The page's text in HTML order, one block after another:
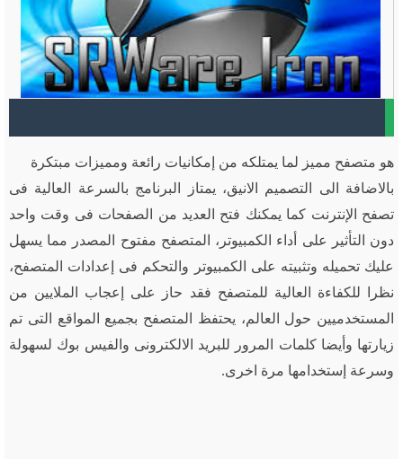
هو متصفح مميز لما يمتلكه من إمكانيات رائعة ومميزات مبتكرة
بالاضافة الى التصميم الانيق، يمتاز البرنامج بالسرعة العالية فى
تصفح الإنترنت كما يمكنك فتح العديد من الصفحات فى وقت واحد
دون التأثير على أداء الكمبيوتر، المتصفح مفتوح المصدر مما يسهل
عليك تحميله وتثبيته على الكمبيوتر والتحكم فى إعدادات المتصفح،
نظرا للكفاءة العالية للمتصفح فقد حاز على إعجاب الملايين من
المستخدميين حول العالم، يحتفظ المتصفح بجميع المواقع التى تم
زيارتها وأيضا كلمات المرور للبريد الالكترونى والفيس بوك لسهولة
وسرعة إستخدامها مرة اخرى.